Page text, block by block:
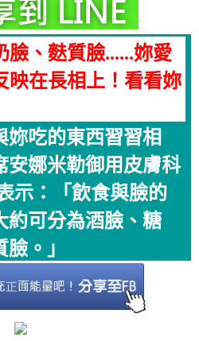
臉、麩質臉......妳愛
映在長相上！看看妳
妳吃的東西習習相
安娜米勒御用皮膚科
示：「飲食與臉的
約可分為酒臉、糖
。」